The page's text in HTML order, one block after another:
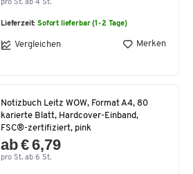
pro St. ab 4 St.
Lieferzeit:Sofort lieferbar (1-2 Tage)
Vergleichen Merken
Notizbuch Leitz WOW, Format A4, 80
karierte Blatt, Hardcover-Einband,
FSC®-zertifiziert, pink
ab € 6,79
pro St. ab 6 St.